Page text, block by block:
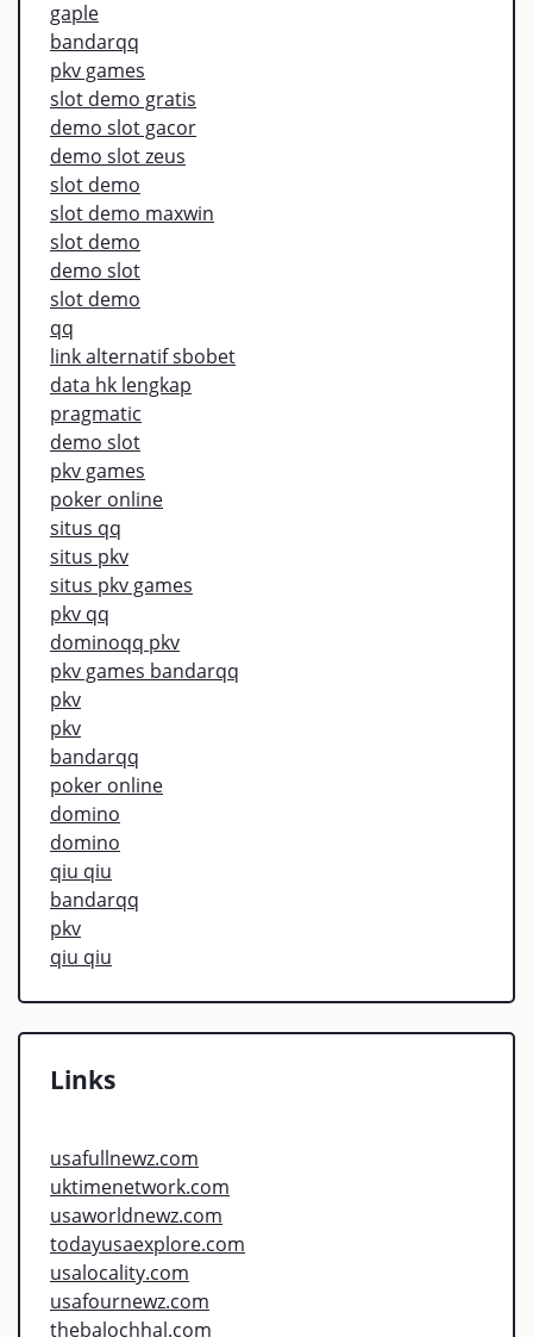
gaple
bandarqq
pkv games
slot demo gratis
demo slot gacor
demo slot zeus
slot demo
slot demo maxwin
slot demo
demo slot
slot demo
qq
link alternatif sbobet
data hk lengkap
pragmatic
demo slot
pkv games
poker online
situs qq
situs pkv
situs pkv games
pkv qq
dominoqq pkv
pkv games bandarqq
pkv
pkv
bandarqq
poker online
domino
domino
qiu qiu
bandarqq
pkv
qiu qiu
Links
usafullnewz.com
uktimenetwork.com
usaworldnewz.com
todayusaexplore.com
usalocality.com
usafournewz.com
thebalochhal.com